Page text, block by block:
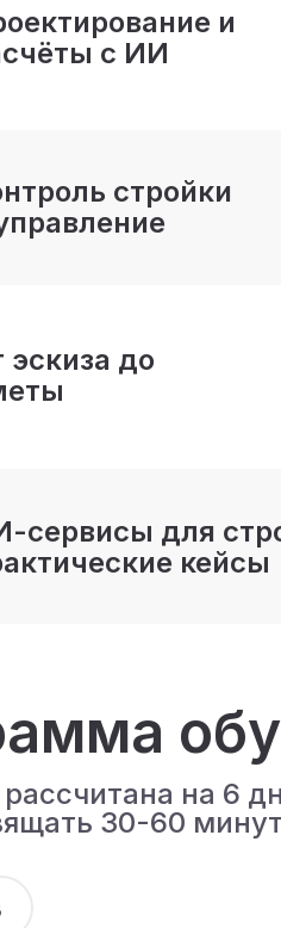
и
с ИИ
стройки
эскиза до
сервисы для
кейсы
на 6
30-60